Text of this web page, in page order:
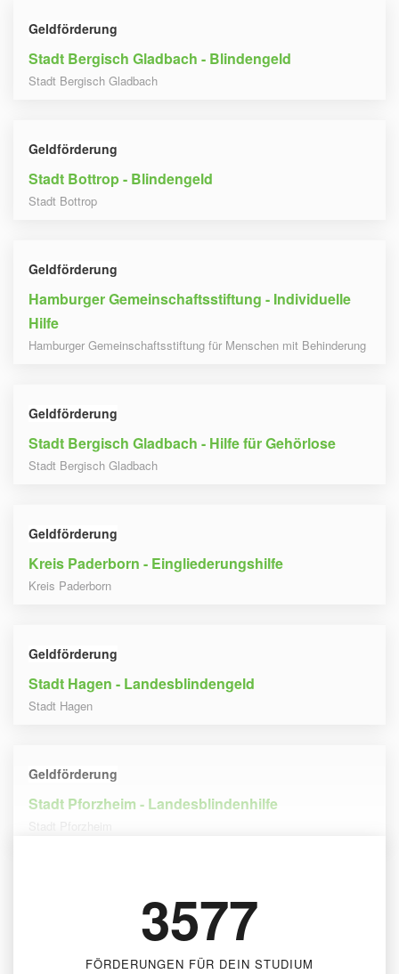
Geldförderung
Stadt Bergisch Gladbach - Blindengeld
Stadt Bergisch Gladbach
Geldförderung
Stadt Bottrop - Blindengeld
Stadt Bottrop
Geldförderung
Hamburger Gemeinschaftsstiftung - Individuelle
Hilfe
Hamburger Gemeinschaftsstiftung für Menschen mit Behinderung
Geldförderung
Stadt Bergisch Gladbach - Hilfe für Gehörlose
Stadt Bergisch Gladbach
Geldförderung
Kreis Paderborn - Eingliederungshilfe
Kreis Paderborn
Geldförderung
Stadt Hagen - Landesblindengeld
Stadt Hagen
Geldförderung
Stadt Pforzheim - Landesblindenhilfe
Stadt Pforzheim
3577
FÖRDERUNGEN FÜR DEIN STUDIUM